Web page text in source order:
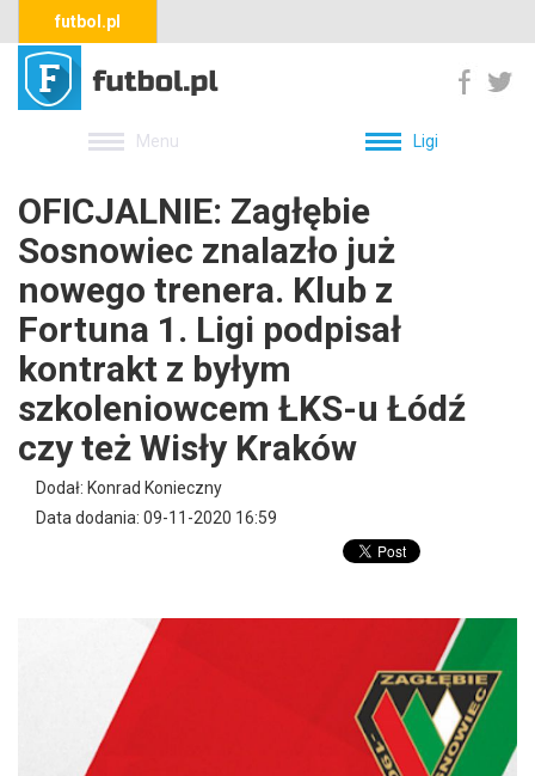
futbol.pl
Menu Ligi
OFICJALNIE: Zagłębie
Sosnowiec znalazło już
nowego trenera. Klub z
Fortuna 1. Ligi podpisał
kontrakt z byłym
szkoleniowcem ŁKS-u Łódź
czy też Wisły Kraków
Dodał: Konrad Konieczny
Data dodania: 09-11-2020 16:59